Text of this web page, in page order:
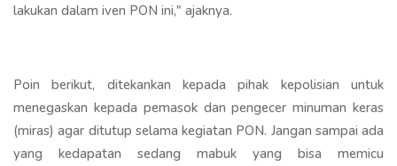
lakukan dalam iven PON ini," ajaknya.
Poin berikut, ditekankan kepada pihak kepolisian untuk
menegaskan kepada pemasok dan pengecer minuman keras
(miras) agar ditutup selama kegiatan PON. Jangan sampai ada
yang kedapatan sedang mabuk yang bisa memicu